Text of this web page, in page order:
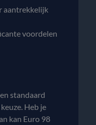
aantrekkelijk
voordelen
standaard
Heb je
kan Euro 98